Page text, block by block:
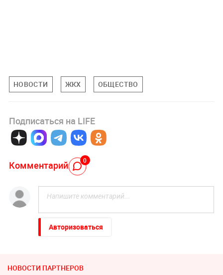
НОВОСТИ ЖКХ ОБЩЕСТВО
Подписаться на LIFE
Комментарий 0
Авторизоваться
НОВОСТИ ПАРТНЕРОВ